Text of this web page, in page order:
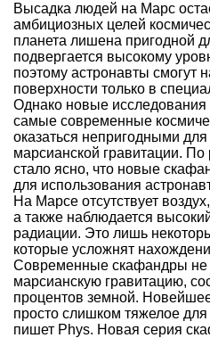
Высадка людей на Марс
амбициозных целей
планета лишена пригодной
подвергается высокому
поэтому астронавты смогут
поверхности только в
Однако новые исследования
самые современные
оказаться непригодными
марсианской гравитации. По
стало ясно, что новые
для использования
На Марсе отсутствует
а также наблюдается
радиации. Это лишь
которые усложнят
Современные скафандры не
марсианскую гравитацию,
процентов земной.
просто слишком тяжелое
пишет Phys. Новая серия